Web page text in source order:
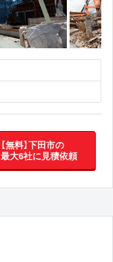
【無料】下田市の
最大6社に見積依頼